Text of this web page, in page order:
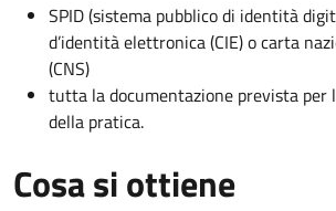
SPID (sistema pubblico di identità
d’identità elettronica (CIE) o carta
(CNS)
tutta la documentazione prevista per
della pratica.
Cosa si ottiene